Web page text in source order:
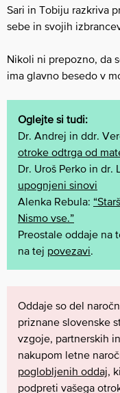
Sari in Tobiju razkriva
sebe in svojih
Nikoli ni prepozno, da
ima glavno besedo v
Oglejte si tudi:
Dr. Andrej in ddr.
otroke odtrga od
Dr. Uroš Perko in dr.
upognjeni sinovi
Alenka Rebula:
Nismo vse.”
Preostale oddaje na
na tej povezavi.
Oddaje so del
priznane slovenske
vzgoje, partnerskih
nakupom letne
poglobljenih oddaj,
podpreti vašega